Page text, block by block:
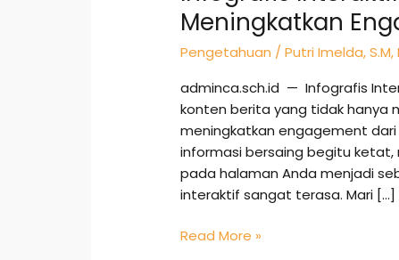
Meningkatkan
Pengetahuan /Putri Imelda, S.M,
adminca.sch.id — Infografis
konten berita yang tidak hanya
meningkatkan engagement
informasi bersaing begitu
pada halaman Anda menjadi
interaktif sangat terasa. Mari […]
Cerdas
Meningkatkan
Engagement
Read More »